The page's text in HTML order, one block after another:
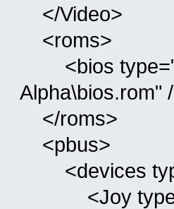
</Video>
<roms>
<bios
Alpha\bios.rom"
</roms>
<pbus>
<devices
<Joy